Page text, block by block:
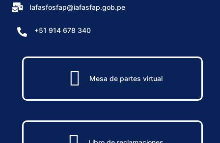
Iafasfosfap@iafasfap.gob.pe
+51 914 678 340
Mesa de partes virtual